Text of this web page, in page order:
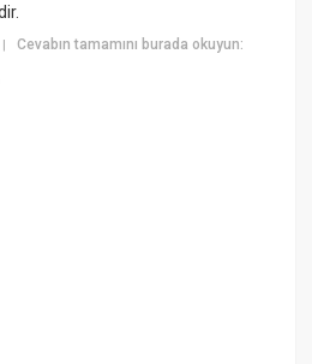
|Cevabın tamamını burada okuyun: